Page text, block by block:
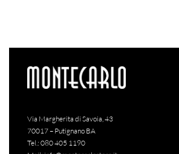
Via Margherita di Savoia, 43
70017 – Putignano BA
Tel.: 080 405 1190